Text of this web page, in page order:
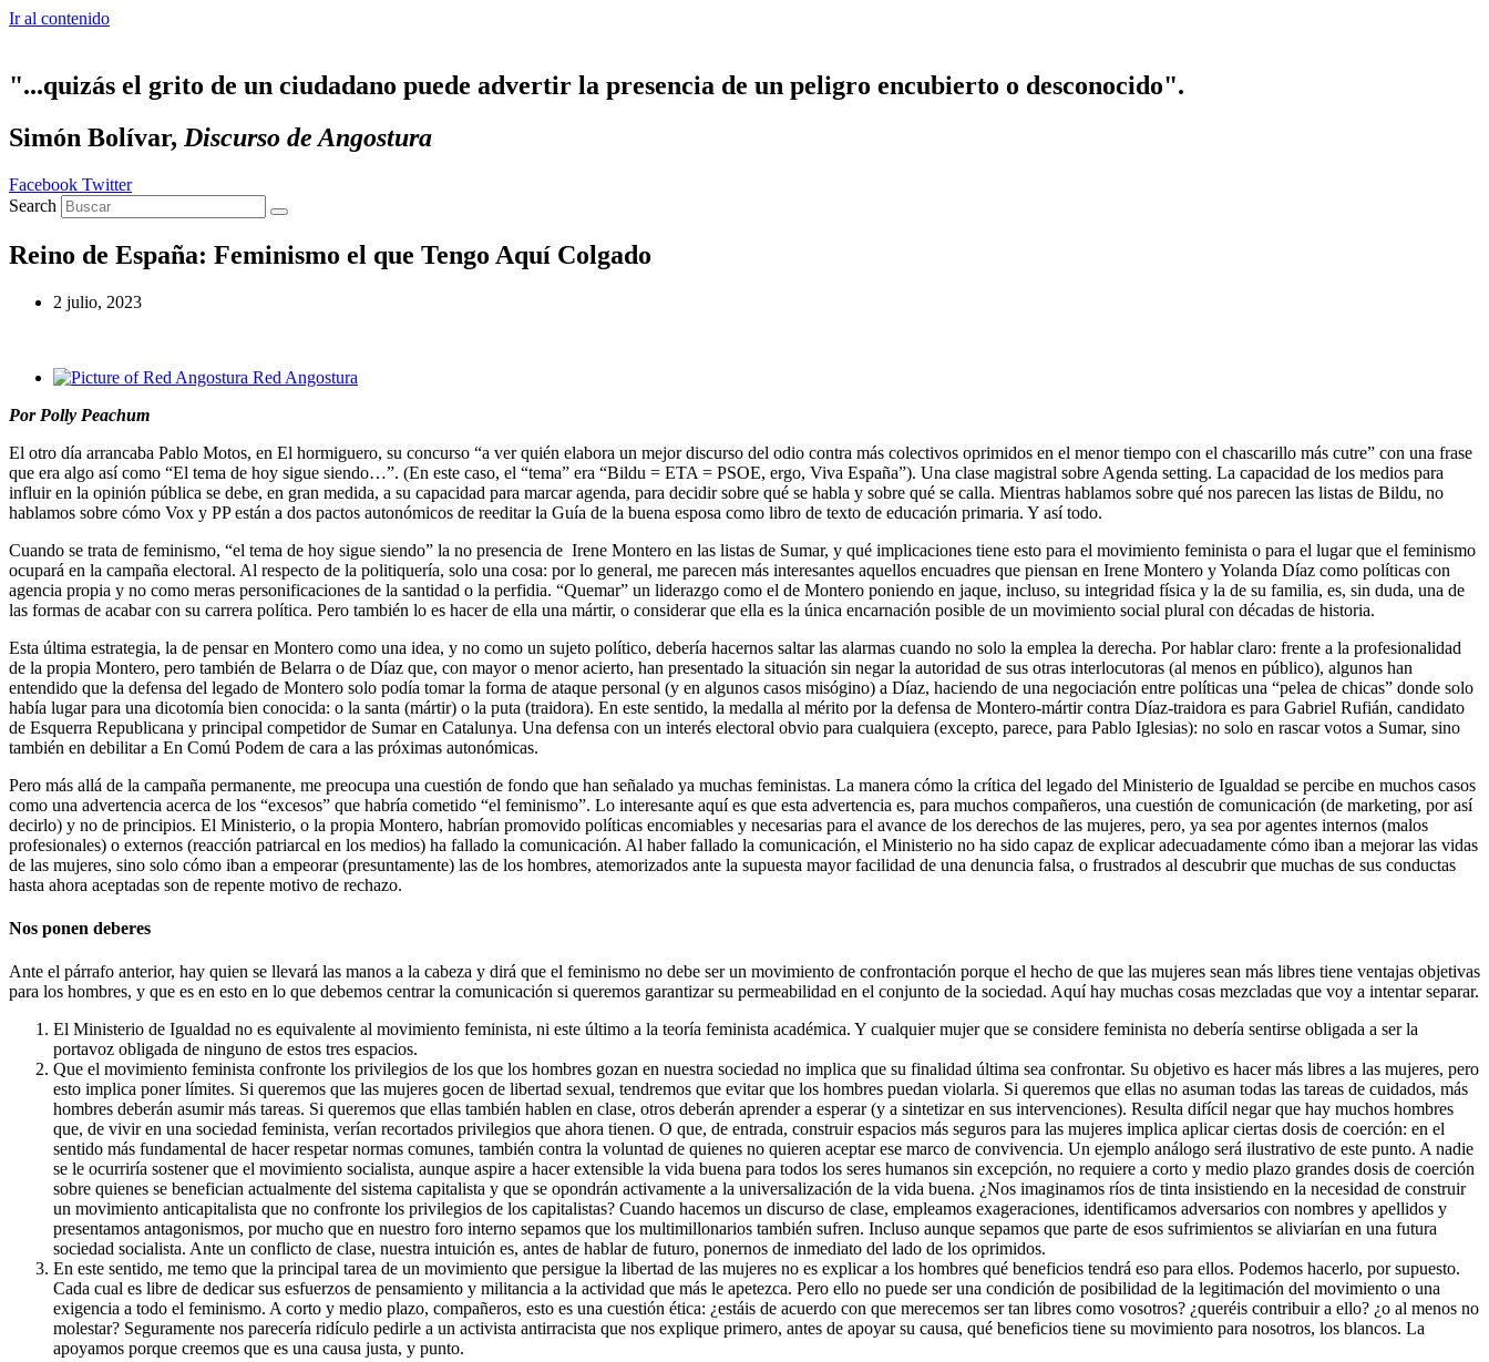
Ir al contenido
"...quizás el grito de un ciudadano puede advertir la presencia de un peligro encubierto o desconocido".
Simón Bolívar, Discurso de Angostura
Facebook Twitter
Search
Reino de España: Feminismo el que Tengo Aquí Colgado
2 julio, 2023
Red Angostura
Por Polly Peachum
El otro día arrancaba Pablo Motos, en El hormiguero, su concurso “a ver quién elabora un mejor discurso del odio contra más colectivos oprimidos en el menor tiempo con el chascarillo más cutre” con una frase
que era algo así como “El tema de hoy sigue siendo…”. (En este caso, el “tema” era “Bildu = ETA = PSOE, ergo, Viva España”). Una clase magistral sobre Agenda setting. La capacidad de los medios para
influir en la opinión pública se debe, en gran medida, a su capacidad para marcar agenda, para decidir sobre qué se habla y sobre qué se calla. Mientras hablamos sobre qué nos parecen las listas de Bildu, no
hablamos sobre cómo Vox y PP están a dos pactos autonómicos de reeditar la Guía de la buena esposa como libro de texto de educación primaria. Y así todo.
Cuando se trata de feminismo, “el tema de hoy sigue siendo” la no presencia de Irene Montero en las listas de Sumar, y qué implicaciones tiene esto para el movimiento feminista o para el lugar que el feminismo
ocupará en la campaña electoral. Al respecto de la politiquería, solo una cosa: por lo general, me parecen más interesantes aquellos encuadres que piensan en Irene Montero y Yolanda Díaz como políticas con
agencia propia y no como meras personificaciones de la santidad o la perfidia. “Quemar” un liderazgo como el de Montero poniendo en jaque, incluso, su integridad física y la de su familia, es, sin duda, una de
las formas de acabar con su carrera política. Pero también lo es hacer de ella una mártir, o considerar que ella es la única encarnación posible de un movimiento social plural con décadas de historia.
Esta última estrategia, la de pensar en Montero como una idea, y no como un sujeto político, debería hacernos saltar las alarmas cuando no solo la emplea la derecha. Por hablar claro: frente a la profesionalidad
de la propia Montero, pero también de Belarra o de Díaz que, con mayor o menor acierto, han presentado la situación sin negar la autoridad de sus otras interlocutoras (al menos en público), algunos han
entendido que la defensa del legado de Montero solo podía tomar la forma de ataque personal (y en algunos casos misógino) a Díaz, haciendo de una negociación entre políticas una “pelea de chicas” donde solo
había lugar para una dicotomía bien conocida: o la santa (mártir) o la puta (traidora). En este sentido, la medalla al mérito por la defensa de Montero-mártir contra Díaz-traidora es para Gabriel Rufián, candidato
de Esquerra Republicana y principal competidor de Sumar en Catalunya. Una defensa con un interés electoral obvio para cualquiera (excepto, parece, para Pablo Iglesias): no solo en rascar votos a Sumar, sino
también en debilitar a En Comú Podem de cara a las próximas autonómicas.
Pero más allá de la campaña permanente, me preocupa una cuestión de fondo que han señalado ya muchas feministas. La manera cómo la crítica del legado del Ministerio de Igualdad se percibe en muchos casos
como una advertencia acerca de los “excesos” que habría cometido “el feminismo”. Lo interesante aquí es que esta advertencia es, para muchos compañeros, una cuestión de comunicación (de marketing, por así
decirlo) y no de principios. El Ministerio, o la propia Montero, habrían promovido políticas encomiables y necesarias para el avance de los derechos de las mujeres, pero, ya sea por agentes internos (malos
profesionales) o externos (reacción patriarcal en los medios) ha fallado la comunicación. Al haber fallado la comunicación, el Ministerio no ha sido capaz de explicar adecuadamente cómo iban a mejorar las vidas
de las mujeres, sino solo cómo iban a empeorar (presuntamente) las de los hombres, atemorizados ante la supuesta mayor facilidad de una denuncia falsa, o frustrados al descubrir que muchas de sus conductas
hasta ahora aceptadas son de repente motivo de rechazo.
Nos ponen deberes
Ante el párrafo anterior, hay quien se llevará las manos a la cabeza y dirá que el feminismo no debe ser un movimiento de confrontación porque el hecho de que las mujeres sean más libres tiene ventajas objetivas
para los hombres, y que es en esto en lo que debemos centrar la comunicación si queremos garantizar su permeabilidad en el conjunto de la sociedad. Aquí hay muchas cosas mezcladas que voy a intentar separar.
El Ministerio de Igualdad no es equivalente al movimiento feminista, ni este último a la teoría feminista académica. Y cualquier mujer que se considere feminista no debería sentirse obligada a ser la
portavoz obligada de ninguno de estos tres espacios.
Que el movimiento feminista confronte los privilegios de los que los hombres gozan en nuestra sociedad no implica que su finalidad última sea confrontar. Su objetivo es hacer más libres a las mujeres, pero
esto implica poner límites. Si queremos que las mujeres gocen de libertad sexual, tendremos que evitar que los hombres puedan violarla. Si queremos que ellas no asuman todas las tareas de cuidados, más
hombres deberán asumir más tareas. Si queremos que ellas también hablen en clase, otros deberán aprender a esperar (y a sintetizar en sus intervenciones). Resulta difícil negar que hay muchos hombres
que, de vivir en una sociedad feminista, verían recortados privilegios que ahora tienen. O que, de entrada, construir espacios más seguros para las mujeres implica aplicar ciertas dosis de coerción: en el
sentido más fundamental de hacer respetar normas comunes, también contra la voluntad de quienes no quieren aceptar ese marco de convivencia. Un ejemplo análogo será ilustrativo de este punto. A nadie
se le ocurriría sostener que el movimiento socialista, aunque aspire a hacer extensible la vida buena para todos los seres humanos sin excepción, no requiere a corto y medio plazo grandes dosis de coerción
sobre quienes se benefician actualmente del sistema capitalista y que se opondrán activamente a la universalización de la vida buena. ¿Nos imaginamos ríos de tinta insistiendo en la necesidad de construir
un movimiento anticapitalista que no confronte los privilegios de los capitalistas? Cuando hacemos un discurso de clase, empleamos exageraciones, identificamos adversarios con nombres y apellidos y
presentamos antagonismos, por mucho que en nuestro foro interno sepamos que los multimillonarios también sufren. Incluso aunque sepamos que parte de esos sufrimientos se aliviarían en una futura
sociedad socialista. Ante un conflicto de clase, nuestra intuición es, antes de hablar de futuro, ponernos de inmediato del lado de los oprimidos.
En este sentido, me temo que la principal tarea de un movimiento que persigue la libertad de las mujeres no es explicar a los hombres qué beneficios tendrá eso para ellos. Podemos hacerlo, por supuesto.
Cada cual es libre de dedicar sus esfuerzos de pensamiento y militancia a la actividad que más le apetezca. Pero ello no puede ser una condición de posibilidad de la legitimación del movimiento o una
exigencia a todo el feminismo. A corto y medio plazo, compañeros, esto es una cuestión ética: ¿estáis de acuerdo con que merecemos ser tan libres como vosotros? ¿queréis contribuir a ello? ¿o al menos no
molestar? Seguramente nos parecería ridículo pedirle a un activista antirracista que nos explique primero, antes de apoyar su causa, qué beneficios tiene su movimiento para nosotros, los blancos. La
apoyamos porque creemos que es una causa justa, y punto.